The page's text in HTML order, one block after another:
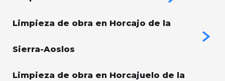
Limpieza de obra en Horcajo de la
Sierra-Aoslos
Limpieza de obra en Horcajuelo de la